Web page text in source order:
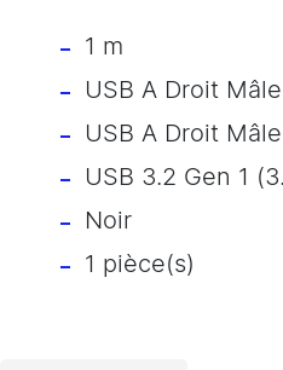
1 m
USB A Droit Mâle
USB A Droit Mâle
USB 3.2 Gen 1
Noir
1 pièce(s)